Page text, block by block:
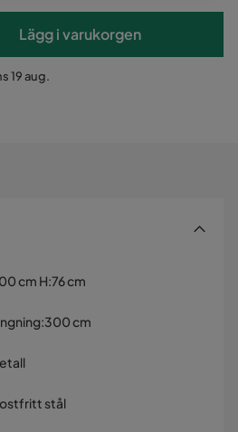
Lägg i varukorgen
19 aug.
cm H:76 cm
:300 cm
stål